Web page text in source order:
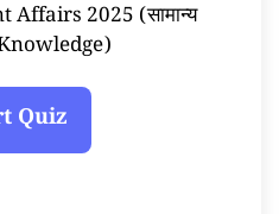
2025 (सामान्य